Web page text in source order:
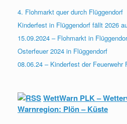
4. Flohmarkt quer durch Flüggendorf
Kinderfest in Flüggendorf fällt 2026
15.09.2024 – Flohmarkt in
Osterfeuer 2024 in Flüggendorf
08.06.24 – Kinderfest der Feuerwehr
WettWarn PLK –
Warnregion: Plön – Küste